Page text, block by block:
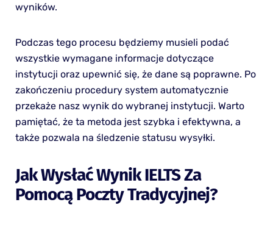
wyników.
Podczas tego procesu będziemy musieli podać
wszystkie wymagane informacje dotyczące
instytucji oraz upewnić się, że dane są poprawne. Po
zakończeniu procedury system automatycznie
przekaże nasz wynik do wybranej instytucji. Warto
pamiętać, że ta metoda jest szybka i efektywna, a
także pozwala na śledzenie statusu wysyłki.
Jak Wysłać Wynik IELTS Za
Pomocą Poczty Tradycyjnej?